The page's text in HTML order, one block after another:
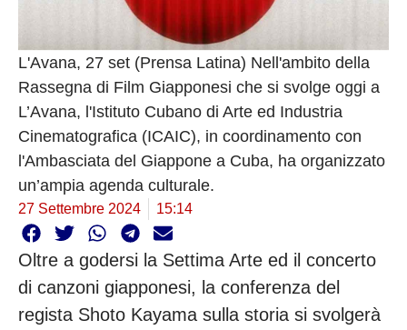
L'Avana, 27 set (Prensa Latina) Nell'ambito della
Rassegna di Film Giapponesi che si svolge oggi a
L’Avana, l'Istituto Cubano di Arte ed Industria
Cinematografica (ICAIC), in coordinamento con
l'Ambasciata del Giappone a Cuba, ha organizzato
un’ampia agenda culturale.
27 Settembre 2024 15:14
Oltre a godersi la Settima Arte ed il concerto
di canzoni giapponesi, la conferenza del
regista Shoto Kayama sulla storia si svolgerà